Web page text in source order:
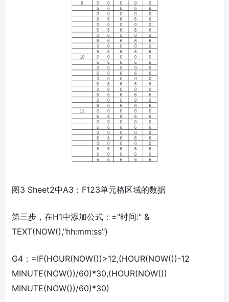
图3 Sheet2中A3：F123单元格区域的数据
第三步，在H1中添加公式：="时间:" &
TEXT(NOW(),"hh:mm:ss")
G4：=IF(HOUR(NOW())>12,(HOUR(NOW())-12
MINUTE(NOW())/60)*30,(HOUR(NOW())
MINUTE(NOW())/60)*30)